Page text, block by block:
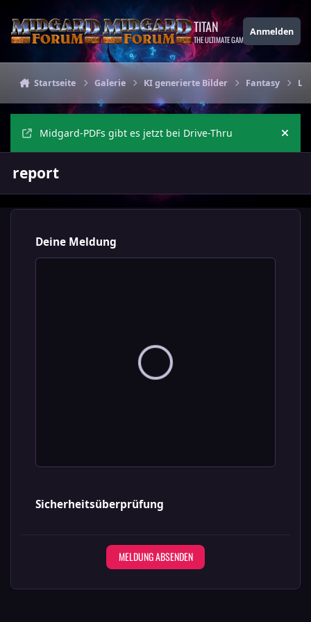
TITAN
THE ULTIMATE GAMING THEME
Anmelden
Startseite Galerie KI generierte Bilder Fantasy
Midgard-PDFs gibt es jetzt bei Drive-Thru
report
Deine Meldung
Sicherheitsüberprüfung
MELDUNG ABSENDEN